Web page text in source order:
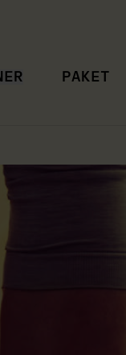
PAKET